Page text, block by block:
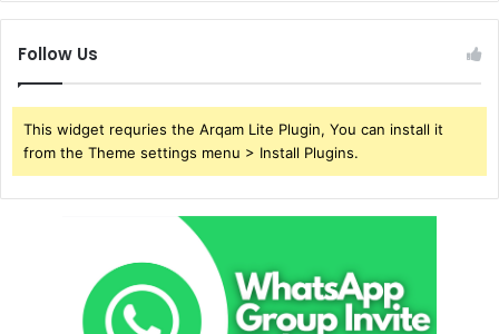
Follow Us
This widget requries the Arqam Lite Plugin, You can install it
from the Theme settings menu > Install Plugins.